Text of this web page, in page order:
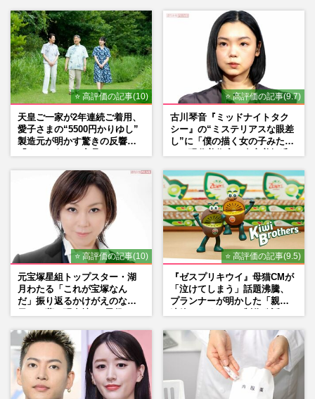
⭐ 高評価の記事(10)
天皇ご一家が2年連続ご着用、
愛子さまの“5500円かりゆし”
製造元が明かす驚きの反響
⭐ 高評価の記事(9.7)
古川琴音『ミッドナイトタク
シー』の“ミステリアスな眼差
し”に「僕の描く女の子みた
⭐ 高評価の記事(10)
元宝塚星組トップスター・湖
月わたる「これが宝塚なん
だ」振り返るかけがえのない
⭐ 高評価の記事(9.5)
『ゼスプリキウイ』母猫CMが
「泣けてしまう」話題沸騰、
プランナーが明かした「親に